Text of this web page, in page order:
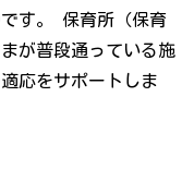
す。 保育所（保育
が普段通っている施
応をサポートしま